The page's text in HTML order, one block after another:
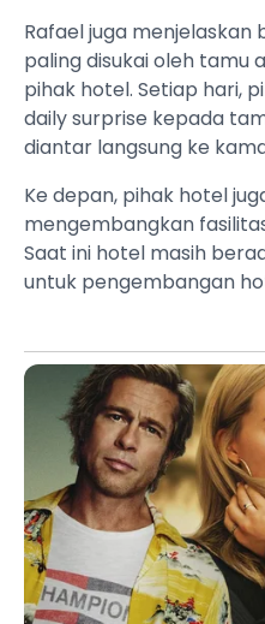
Rafael juga menjelaskan
paling disukai oleh tamu
pihak hotel. Setiap hari,
daily surprise kepada
diantar langsung ke
Ke depan, pihak hotel
mengembangkan
Saat ini hotel masih
untuk pengembangan